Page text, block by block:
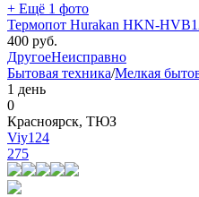
+ Ещё 1 фото
Термопот Hurakan HKN-
400 руб.
ДругоеНеисправно
Бытовая техника/Мелкая
1 день
0
Красноярск, ТЮЗ
Viy124
275